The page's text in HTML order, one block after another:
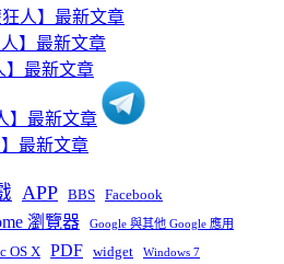
APP BBS Facebook
瀏覽器 Google 與其他 Google 應用
OS X PDF widget Windows 7